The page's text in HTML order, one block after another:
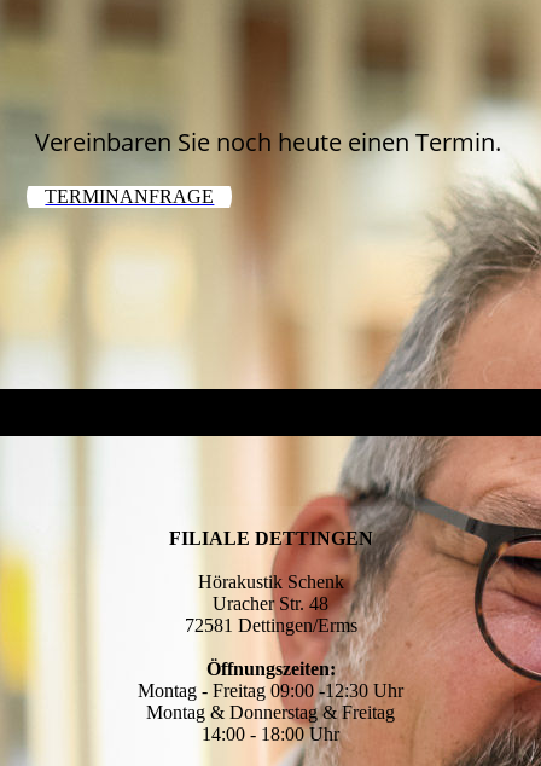
Vereinbaren Sie noch heute einen Termin.
TERMINANFRAGE
FILIALE DETTINGEN
Hörakustik Schenk
Uracher Str. 48
72581 Dettingen/Erms
Öffnungszeiten:
Montag - Freitag 09:00 -12:30 Uhr
Montag & Donnerstag & Freitag
14:00 - 18:00 Uhr